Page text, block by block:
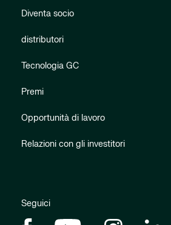
Diventa socio
distributori
Tecnologia GC
Premi
Opportunità di lavoro
Relazioni con gli investitori
Seguici